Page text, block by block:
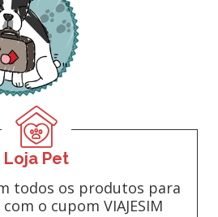
Loja Pet
todos os produtos para
o cupom VIAJESIM